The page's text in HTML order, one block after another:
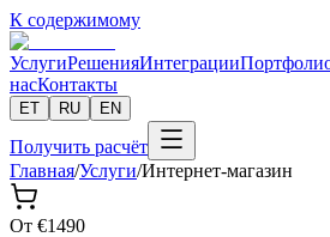
К содержимому
УслугиРешенияИнтеграции
насКонтакты
ET RU EN
Получить расчёт
Главная/Услуги/Интернет-магазин
От €1490